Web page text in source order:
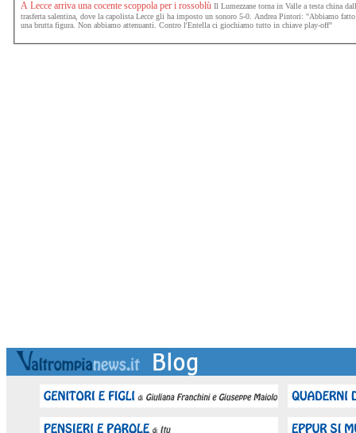
A Lecce arriva una cocente scoppola per i rossoblù Il Lumezzane torna in Valle a testa china
trasferta salentina, dove la capolista Lecce gli ha imposto un sonoro 5-0. Andrea Pintori: "Abbiamo fatto
una brutta figura. Non abbiamo attenuanti. Contro l'Entella ci giochiamo tutto in chiave play-off"